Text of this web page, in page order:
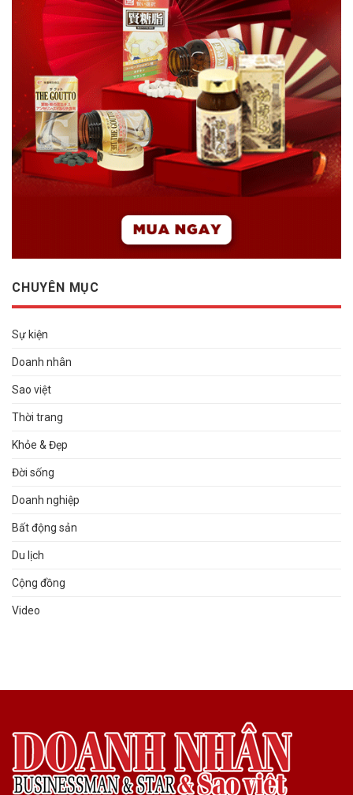
CHUYÊN MỤC
Sự kiện
Doanh nhân
Sao việt
Thời trang
Khỏe & Đẹp
Đời sống
Doanh nghiệp
Bất động sản
Du lịch
Cộng đồng
Video